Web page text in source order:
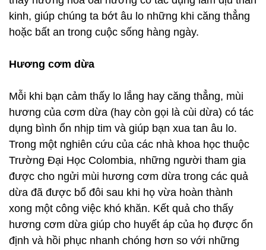
kinh, giúp chúng ta bớt âu lo những khi căng thẳng
hoặc bất an trong cuộc sống hàng ngày.
Hương cơm dừa
Mỗi khi bạn cảm thấy lo lắng hay căng thẳng, mùi
hương của cơm dừa (hay còn gọi là cùi dừa) có tác
dụng bình ổn nhịp tim và giúp bạn xua tan âu lo.
Trong một nghiên cứu của các nhà khoa học thuộc
Trường Đại Học Colombia, những người tham gia
được cho ngửi mùi hương cơm dừa trong các quả
dừa đã được bổ đôi sau khi họ vừa hoàn thành
xong một công việc khó khăn. Kết quả cho thấy
hương cơm dừa giúp cho huyết áp của họ được ổn
định và hồi phục nhanh chóng hơn so với những